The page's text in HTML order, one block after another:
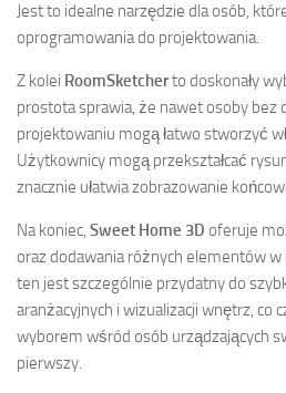
Jest to idealne narzędzie dla osób,
oprogramowania do projektowania.
Z kolei RoomSketcherto doskonały
prostota sprawia, że nawet osoby bez
projektowaniu mogą łatwo stworzyć
Użytkownicy mogą przekształcać
znacznie ułatwia zobrazowanie
Na koniec, Sweet Home 3D oferuje
oraz dodawania różnych elementów
ten jest szczególnie przydatny do
aranżacyjnych i wizualizacji wnętrz, co
wyborem wśród osób urządzających
pierwszy.